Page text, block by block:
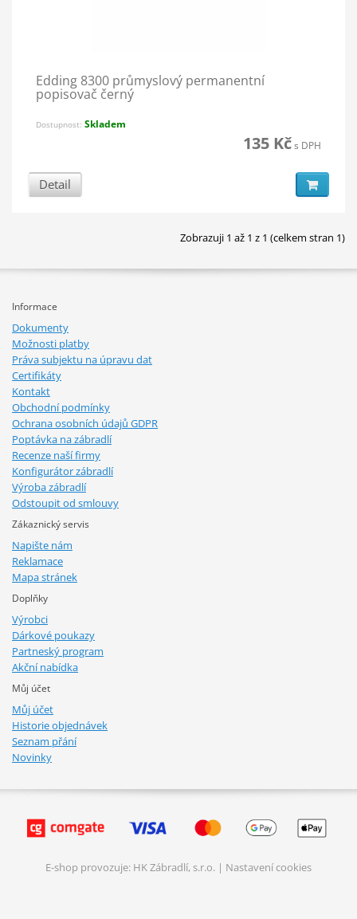
Edding 8300 průmyslový permanentní
popisovač černý
Dostupnost: Skladem
135 Kčs DPH
Detail
Zobrazuji 1 až 1 z 1 (celkem stran 1)
Informace
Dokumenty
Možnosti platby
Práva subjektu na úpravu dat
Certifikáty
Kontakt
Obchodní podmínky
Ochrana osobních údajů GDPR
Poptávka na zábradlí
Recenze naší firmy
Konfigurátor zábradlí
Výroba zábradlí
Odstoupit od smlouvy
Zákaznický servis
Napište nám
Reklamace
Mapa stránek
Doplňky
Výrobci
Dárkové poukazy
Partneský program
Akční nabídka
Můj účet
Můj účet
Historie objednávek
Seznam přání
Novinky
E-shop provozuje: HK Zábradlí, s.r.o. | Nastavení cookies